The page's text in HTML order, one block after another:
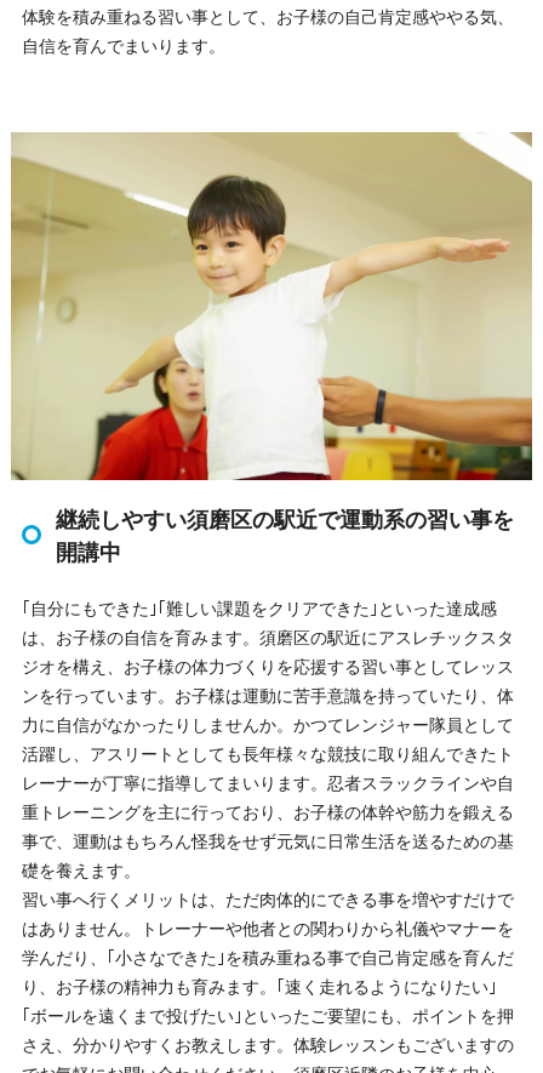
体験を積み重ねる習い事として、お子様の自己肯定感ややる気、
自信を育んでまいります。
継続しやすい須磨区の駅近で運動系の習い事を
開講中
｢自分にもできた｣｢難しい課題をクリアできた｣といった達成感
は、お子様の自信を育みます。須磨区の駅近にアスレチックスタ
ジオを構え、お子様の体力づくりを応援する習い事としてレッス
ンを行っています。お子様は運動に苦手意識を持っていたり、体
力に自信がなかったりしませんか。かつてレンジャー隊員として
活躍し、アスリートとしても長年様々な競技に取り組んできたト
レーナーが丁寧に指導してまいります。忍者スラックラインや自
重トレーニングを主に行っており、お子様の体幹や筋力を鍛える
事で、運動はもちろん怪我をせず元気に日常生活を送るための基
礎を養えます。
習い事へ行くメリットは、ただ肉体的にできる事を増やすだけで
はありません。トレーナーや他者との関わりから礼儀やマナーを
学んだり、｢小さなできた｣を積み重ねる事で自己肯定感を育んだ
り、お子様の精神力も育みます。｢速く走れるようになりたい｣
｢ボールを遠くまで投げたい｣といったご要望にも、ポイントを押
さえ、分かりやすくお教えします。体験レッスンもございますの